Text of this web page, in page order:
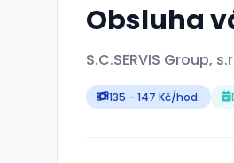
Obsluha
S.C.SERVIS Group,
135 - 147 Kč/hod.